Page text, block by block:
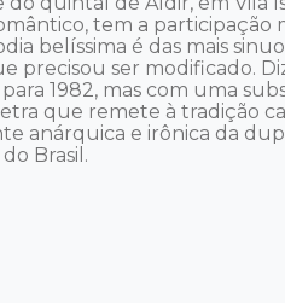
tem a participação
belíssima é das mais
precisou ser modificado.
1982, mas com uma
que remete à tradição
anárquica e irônica da
Brasil.